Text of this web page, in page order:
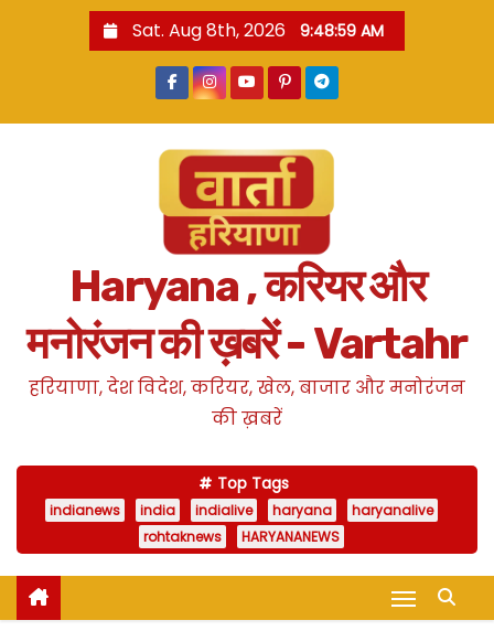
Sat. Aug 8th, 2026 9:49:00 AM
Haryana , करियर और
मनोरंजन की ख़बरें - Vartahr
हरियाणा, देश विदेश, करियर, खेल, बाजार और मनोरंजन
की ख़बरें
Top Tags
indianews india indialive haryana
haryanalive
rohtaknews
HARYANANEWS